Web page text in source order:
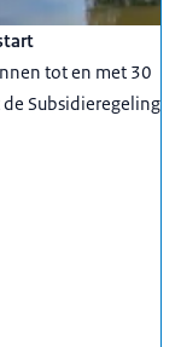
tot en met 30
Subsidieregeling